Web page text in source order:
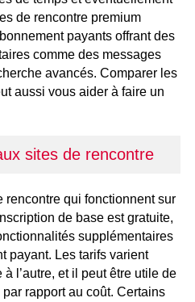
de rencontre premium
payants offrant des
comme des messages
avancés. Comparer les
aussi vous aider à faire un
sites de rencontre
rencontre qui fonctionnent sur
de base est gratuite,
supplémentaires
payant. Les tarifs varient
l’autre, et il peut être utile de
rapport au coût. Certains